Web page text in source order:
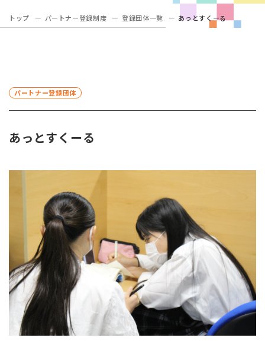
トップ パートナー登録制度 登録団体一覧 あっとすくーる
パートナー登録団体
あっとすくーる